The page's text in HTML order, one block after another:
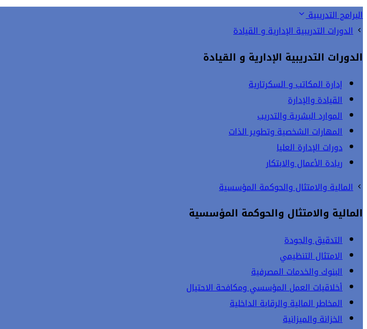
البرامج التدريبية
الدورات التدريبية الإدارية و القيادة
الدورات التدريبية الإدارية و القيادة
إدارة المكاتب و السكرتارية
القيادة والإدارة
الموارد البشرية والتدريب
المهارات الشخصية وتطوير الذات
دورات الإدارة العليا
ريادة الأعمال والابتكار
المالية والامتثال والحوكمة المؤسسية
المالية والامتثال والحوكمة المؤسسية
التدقيق والجودة
الامتثال التنظيمي
البنوك والخدمات المصرفية
أخلاقيات العمل المؤسسي ومكافحة الاحتيال
المخاطر المالية والرقابة الداخلية
الخزانة والميزانية